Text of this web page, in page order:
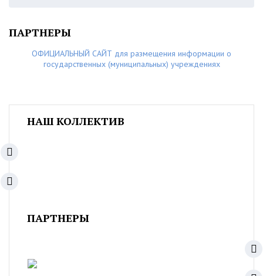
ПАРТНЕРЫ
ОФИЦИАЛЬНЫЙ САЙТ для размещения информации о
государственных (муниципальных) учреждениях
НАШ КОЛЛЕКТИВ
ПАРТНЕРЫ